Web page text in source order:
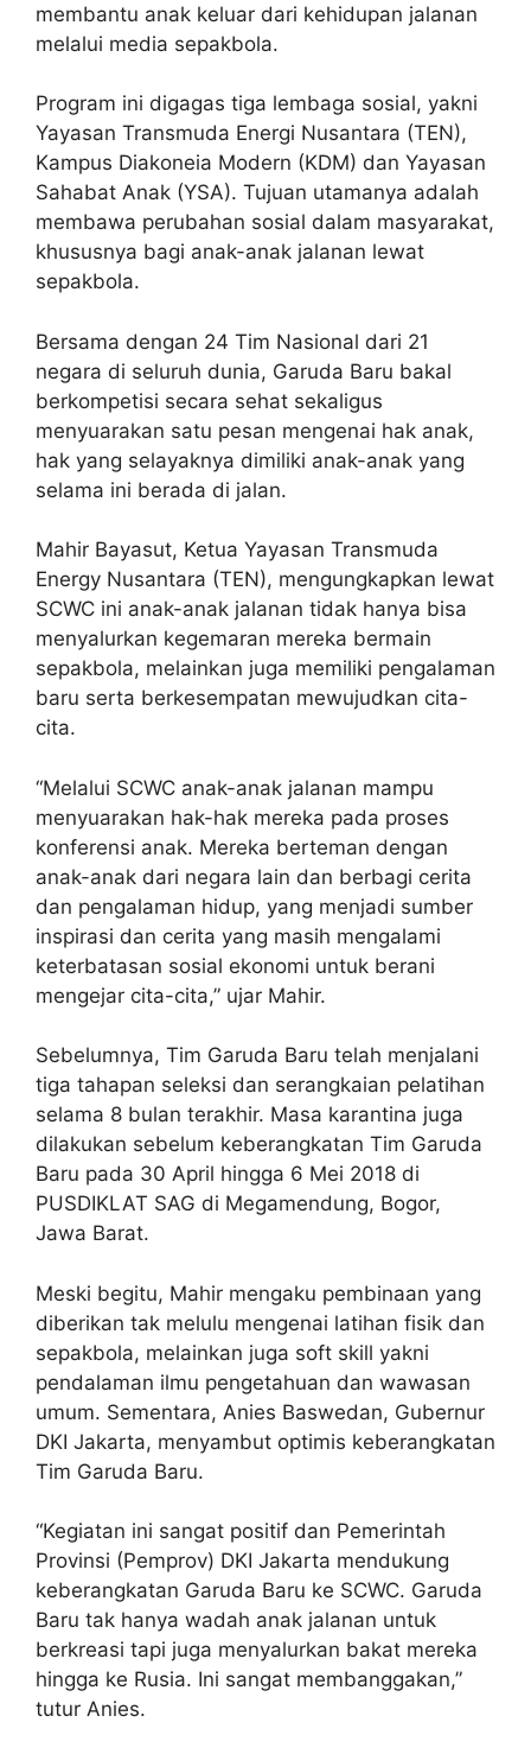
membantu anak keluar dari kehidupan jalanan
melalui media sepakbola.
Program ini digagas tiga lembaga sosial, yakni
Yayasan Transmuda Energi Nusantara (TEN),
Kampus Diakoneia Modern (KDM) dan Yayasan
Sahabat Anak (YSA). Tujuan utamanya adalah
membawa perubahan sosial dalam masyarakat,
khususnya bagi anak-anak jalanan lewat
sepakbola.
Bersama dengan 24 Tim Nasional dari 21
negara di seluruh dunia, Garuda Baru bakal
berkompetisi secara sehat sekaligus
menyuarakan satu pesan mengenai hak anak,
hak yang selayaknya dimiliki anak-anak yang
selama ini berada di jalan.
Mahir Bayasut, Ketua Yayasan Transmuda
Energy Nusantara (TEN), mengungkapkan lewat
SCWC ini anak-anak jalanan tidak hanya bisa
menyalurkan kegemaran mereka bermain
sepakbola, melainkan juga memiliki pengalaman
baru serta berkesempatan mewujudkan cita-
cita.
“Melalui SCWC anak-anak jalanan mampu
menyuarakan hak-hak mereka pada proses
konferensi anak. Mereka berteman dengan
anak-anak dari negara lain dan berbagi cerita
dan pengalaman hidup, yang menjadi sumber
inspirasi dan cerita yang masih mengalami
keterbatasan sosial ekonomi untuk berani
mengejar cita-cita,” ujar Mahir.
Sebelumnya, Tim Garuda Baru telah menjalani
tiga tahapan seleksi dan serangkaian pelatihan
selama 8 bulan terakhir. Masa karantina juga
dilakukan sebelum keberangkatan Tim Garuda
Baru pada 30 April hingga 6 Mei 2018 di
PUSDIKLAT SAG di Megamendung, Bogor,
Jawa Barat.
Meski begitu, Mahir mengaku pembinaan yang
diberikan tak melulu mengenai latihan fisik dan
sepakbola, melainkan juga soft skill yakni
pendalaman ilmu pengetahuan dan wawasan
umum. Sementara, Anies Baswedan, Gubernur
DKI Jakarta, menyambut optimis keberangkatan
Tim Garuda Baru.
“Kegiatan ini sangat positif dan Pemerintah
Provinsi (Pemprov) DKI Jakarta mendukung
keberangkatan Garuda Baru ke SCWC. Garuda
Baru tak hanya wadah anak jalanan untuk
berkreasi tapi juga menyalurkan bakat mereka
hingga ke Rusia. Ini sangat membanggakan,”
tutur Anies.